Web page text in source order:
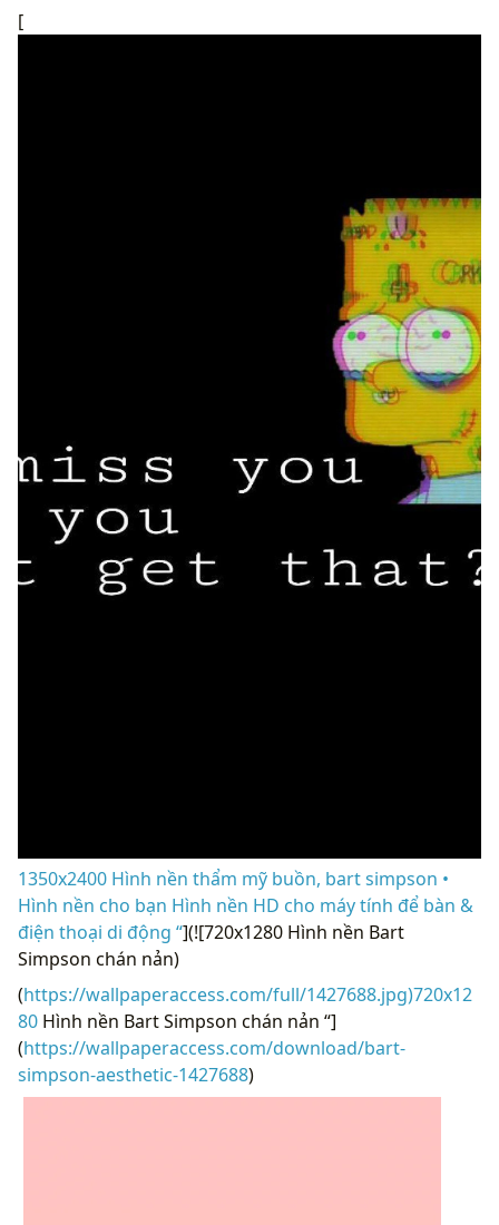
[
1350x2400 Hình nền thẩm mỹ buồn, bart simpson •
Hình nền cho bạn Hình nền HD cho máy tính để bàn &
điện thoại di động “](![720x1280 Hình nền Bart
Simpson chán nản)
(https://wallpaperaccess.com/full/1427688.jpg)720x12
80 Hình nền Bart Simpson chán nản “]
(https://wallpaperaccess.com/download/bart-
simpson-aesthetic-1427688)